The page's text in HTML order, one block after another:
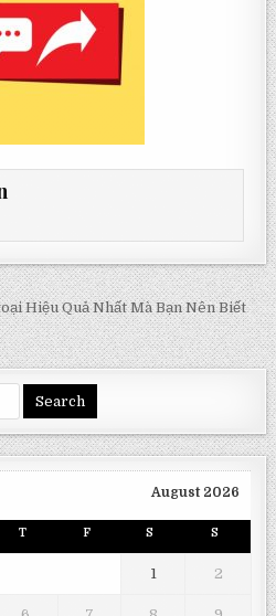
Hiệu Quả Nhất Mà Bạn Nên Biết
August 2026
T F S S
1 2